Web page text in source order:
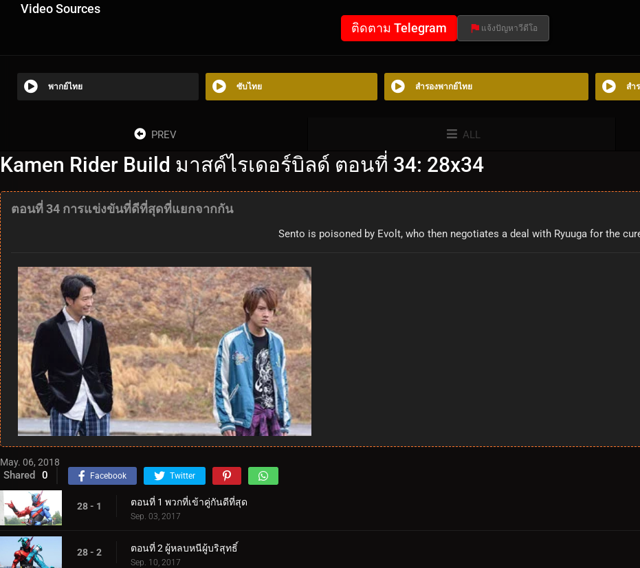
Video Sources
ติดตาม Telegram แจ้งปัญหาวีดีโอ
พากย์ไทย ซับไทย สำรองพากย์ไทย สำ
PREV ALL
Kamen Rider Build มาสค์ไรเดอร์บิลด์ ตอนที่ 34: 28x34
ตอนที่ 34 การแข่งขันที่ดีที่สุดที่แยกจากกัน
Sento is poisoned by Evolt, who then negotiates a deal with Ryuuga for the
May. 06, 2018
Shared 0 Facebook Twitter
28 - 1 ตอนที่ 1 พวกที่เข้าคู่กันดีที่สุด
Sep. 03, 2017
28 - 2 ตอนที่ 2 ผู้หลบหนีผู้บริสุทธิ์
Sep. 10, 2017